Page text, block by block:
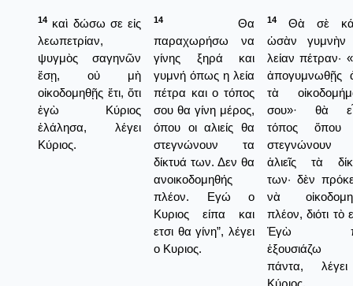
14 καὶ δώσω σε εἰς
λεωπετρίαν,
ψυγμὸς σαγηνῶν
ἔσῃ, οὐ μὴ
οἰκοδομηθῇς ἔτι, ὅτι
ἐγὼ Κύριος
ἐλάλησα, λέγει
Κύριος.
14
Θα
παραχωρήσω να
γίνης ξηρά και
γυμνή όπως η λεία
πέτρα και ο τόπος
σου θα γίνη μέρος,
όπου οι αλιείς θα
στεγνώνουν τα
δίκτυά των. Δεν θα
ανοικοδομηθής
πλέον. Εγώ ο
Κυριος είπα και
ετσι θα γίνη”, λέγει
ο Κυριος.
14
Θὰ σὲ
ὡσὰν γυμνὴν
λείαν πέτραν·
ἀπογυμνωθῇς
τὰ
σου»· θὰ
τόπος ὅπου
στεγνώνουν
ἁλιεῖς τὰ
των· δὲν
νὰ
πλέον, διότι τὸ
Ἐγὼ
ἐξουσιάζω
πάντα,
Κύριος.